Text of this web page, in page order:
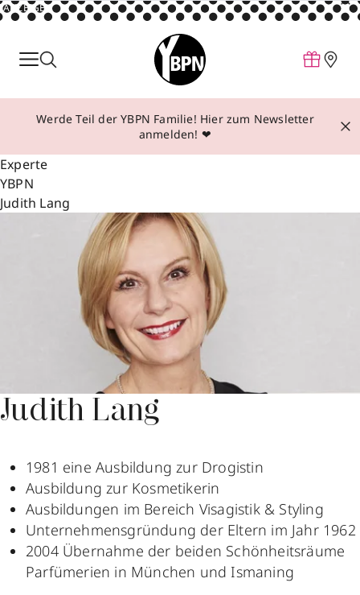
ANZEIGE
Parfum
Make-up
Behandlungen
Inspiration
Über YBPN
Aktionen
Storefinder
Werde Teil der YBPN Familie! Hier zum Newsletter
anmelden! ❤
Experte
YBPN
Judith Lang
Judith Lang
1981 eine Ausbildung zur Drogistin
Ausbildung zur Kosmetikerin
Ausbildungen im Bereich Visagistik & Styling
Unternehmensgründung der Eltern im Jahr 1962
2004 Übernahme der beiden Schönheitsräume
Parfümerien in München und Ismaning